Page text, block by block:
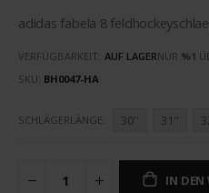
adidas fabela 8
VERFÜGBARKEIT: AUF LAGERNUR %1
SKU BH0047-HA
SCHLÄGERLÄNGE 30'' 31''
IN DEN